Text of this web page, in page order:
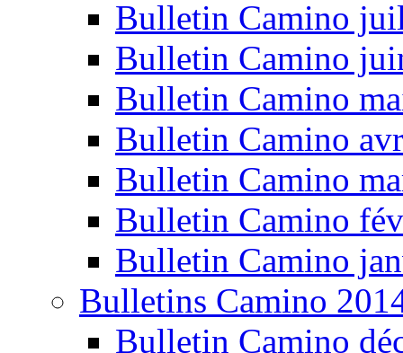
Bulletin Camino
Bulletin Camino
Bulletin Camino
Bulletin Camino
Bulletin Camino
Bulletin Camino
Bulletin Camino
Bulletins Camino
Bulletin Camino